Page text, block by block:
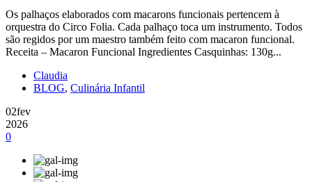
Os palhaços elaborados com macarons funcionais pertencem à
orquestra do Circo Folia. Cada palhaço toca um instrumento. Todos
são regidos por um maestro também feito com macaron funcional.
Receita – Macaron Funcional Ingredientes Casquinhas: 130g...
Claudia
BLOG, Culinária Infantil
02fev
2026
0